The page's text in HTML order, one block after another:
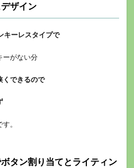
ザイン
キーレスタイプで
ーがない分
くできるので
す。
タン割り当てとライティン